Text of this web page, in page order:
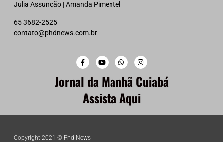
Julia Assunção | Amanda Pimentel
65 3682-2525
contato@phdnews.com.br
Jornal da Manhã Cuiabá
Assista Aqui
Copyright 2021 © Phd News